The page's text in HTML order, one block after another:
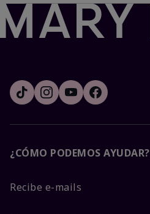
¿CÓMO PODEMOS AYUDAR?
Recibe e-mails